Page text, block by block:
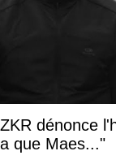
ZKR dénonce
a que Maes..."